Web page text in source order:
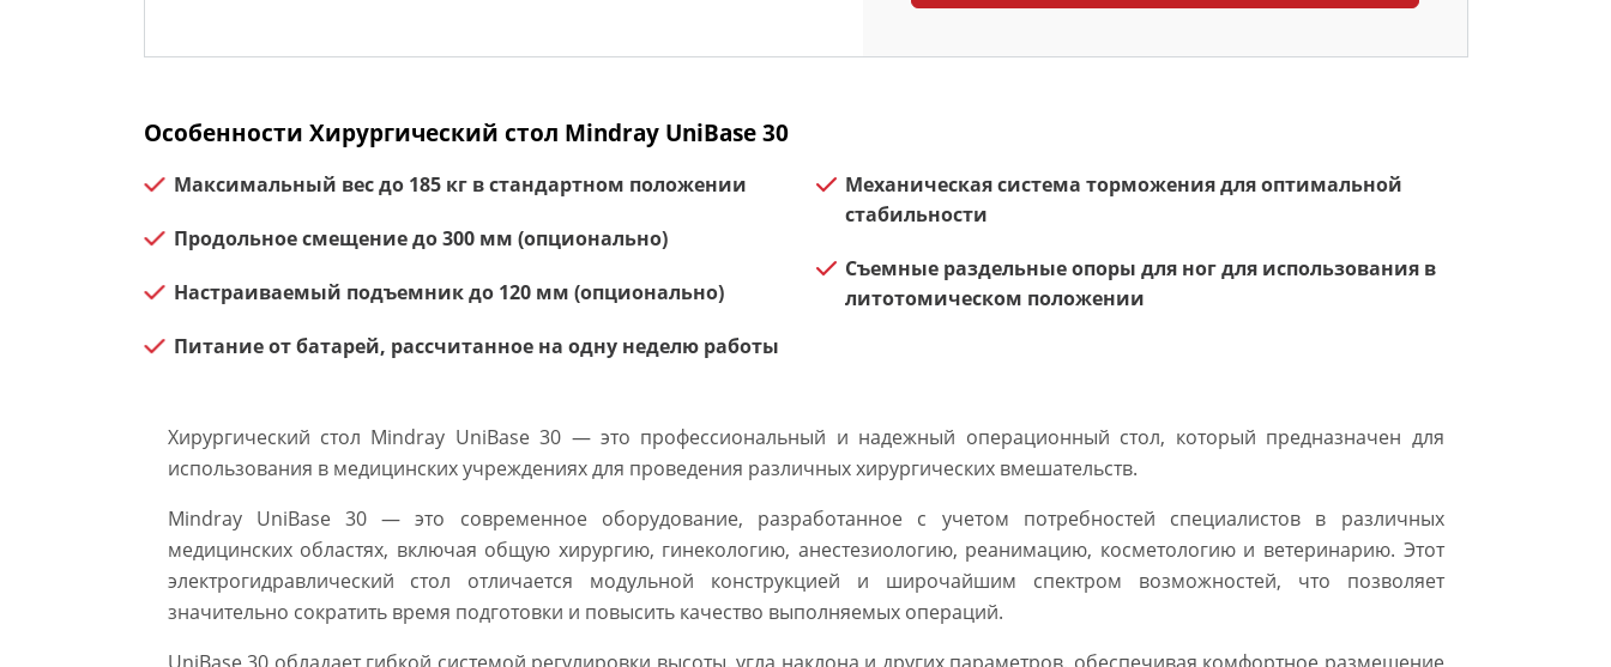
Особенности Хирургический стол Mindray UniBase 30
Максимальный вес до 185 кг в стандартном положении
Продольное смещение до 300 мм (опционально)
Настраиваемый подъемник до 120 мм (опционально)
Питание от батарей, рассчитанное на одну неделю работы
Механическая система торможения для оптимальной
стабильности
Съемные раздельные опоры для ног для использования в
литотомическом положении
Хирургический стол Mindray UniBase 30 — это профессиональный и надежный операционный стол, который предназначен для
использования в медицинских учреждениях для проведения различных хирургических вмешательств.
Mindray UniBase 30 — это современное оборудование, разработанное с учетом потребностей специалистов в различных
медицинских областях, включая общую хирургию, гинекологию, анестезиологию, реанимацию, косметологию и ветеринарию. Этот
электрогидравлический стол отличается модульной конструкцией и широчайшим спектром возможностей, что позволяет
значительно сократить время подготовки и повысить качество выполняемых операций.